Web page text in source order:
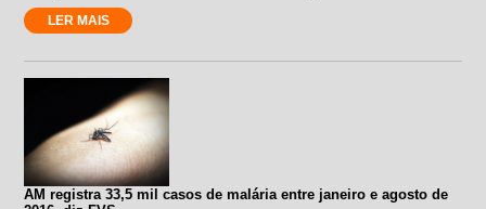
LER MAIS
AM registra 33,5 mil casos de malária entre janeiro e agosto de